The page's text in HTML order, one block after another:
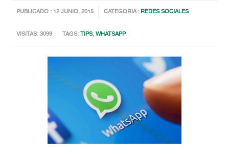
PUBLICADO : 12 JUNIO, 2015 CATEGORIA : REDES SOCIALES
VISITAS: 3099 TAGS: TIPS,WHATSAPP